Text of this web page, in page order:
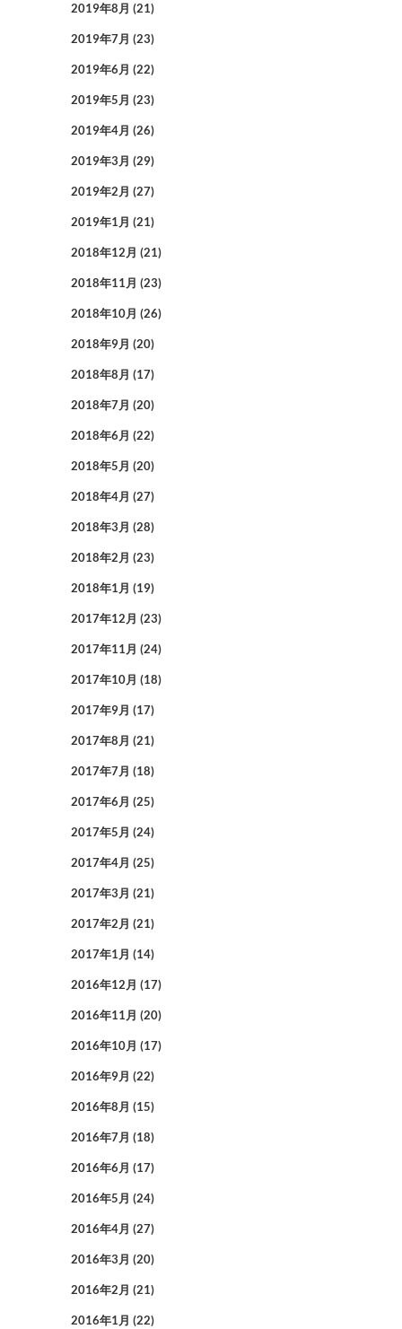
2019年8月 (21)
2019年7月 (23)
2019年6月 (22)
2019年5月 (23)
2019年4月 (26)
2019年3月 (29)
2019年2月 (27)
2019年1月 (21)
2018年12月 (21)
2018年11月 (23)
2018年10月 (26)
2018年9月 (20)
2018年8月 (17)
2018年7月 (20)
2018年6月 (22)
2018年5月 (20)
2018年4月 (27)
2018年3月 (28)
2018年2月 (23)
2018年1月 (19)
2017年12月 (23)
2017年11月 (24)
2017年10月 (18)
2017年9月 (17)
2017年8月 (21)
2017年7月 (18)
2017年6月 (25)
2017年5月 (24)
2017年4月 (25)
2017年3月 (21)
2017年2月 (21)
2017年1月 (14)
2016年12月 (17)
2016年11月 (20)
2016年10月 (17)
2016年9月 (22)
2016年8月 (15)
2016年7月 (18)
2016年6月 (17)
2016年5月 (24)
2016年4月 (27)
2016年3月 (20)
2016年2月 (21)
2016年1月 (22)